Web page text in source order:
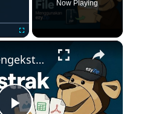
Now Playing
×
📦 Cara Mengekstrak File Menggunakan EzyZip Online Gratis | Tanpa Instalasi Perangkat Lunak